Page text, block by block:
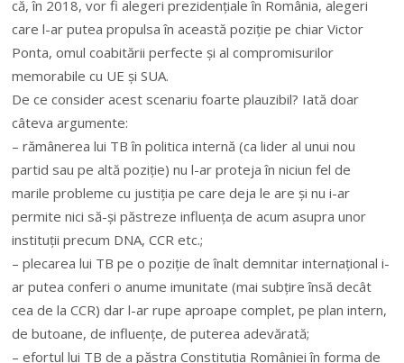
că, în 2018, vor fi alegeri prezidențiale în România, alegeri
care l-ar putea propulsa în această poziție pe chiar Victor
Ponta, omul coabitării perfecte și al compromisurilor
memorabile cu UE și SUA.
De ce consider acest scenariu foarte plauzibil? Iată doar
câteva argumente:
– rămânerea lui TB în politica internă (ca lider al unui nou
partid sau pe altă poziție) nu l-ar proteja în niciun fel de
marile probleme cu justiția pe care deja le are și nu i-ar
permite nici să-și păstreze influența de acum asupra unor
instituții precum DNA, CCR etc.;
– plecarea lui TB pe o poziție de înalt demnitar internațional i-
ar putea conferi o anume imunitate (mai subțire însă decât
cea de la CCR) dar l-ar rupe aproape complet, pe plan intern,
de butoane, de influențe, de puterea adevărată;
– efortul lui TB de a păstra Constituția României în forma de